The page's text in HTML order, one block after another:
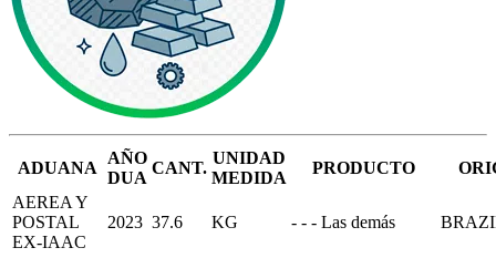
ADUANA
AÑO
DUA
CANT.
UNIDAD
MEDIDA
PRODUCTO
AEREA Y
POSTAL
EX-IAAC
2023 37.6 KG - - - Las demás